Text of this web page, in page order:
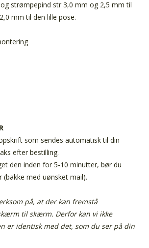
og strømpepind str 3,0 mm og 2,5 mm til
mm til den lille pose.
som sendes automatisk til din
efter bestilling.
den inden for 5-10 minutter, bør du
med uønsket mail).
på, at der kan fremstå
til skærm. Derfor kan vi ikke
er identisk med det, som du ser på din